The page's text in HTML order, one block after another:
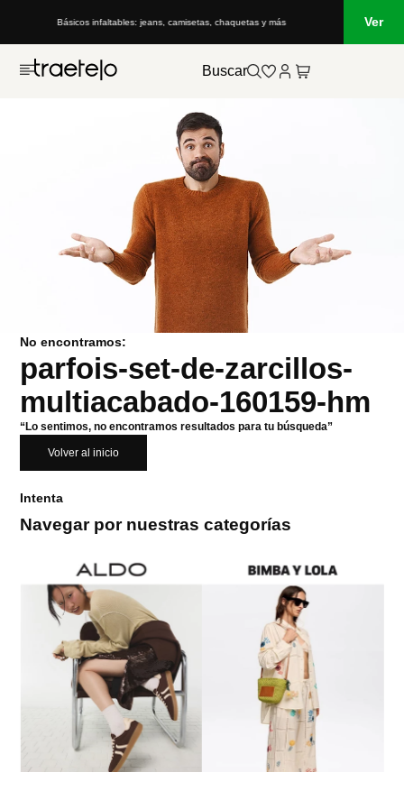
Básicos infaltables: jeans, camisetas, chaquetas y más Ver
Buscar
No encontramos:
parfois-set-de-zarcillos-
multiacabado-160159-hm
“Lo sentimos, no encontramos resultados para tu búsqueda”
Volver al inicio
Intenta
Navegar por nuestras categorías